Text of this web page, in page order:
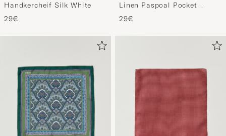
Handkercheif Silk White
29€
Linen Paspoal Pocket
Square White/Navy
29€